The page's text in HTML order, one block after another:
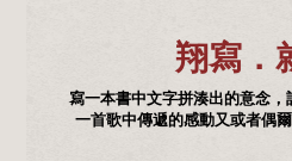
翔寫．
寫一本書中文字拼湊出的意念
一首歌中傳遞的感動又或者偶